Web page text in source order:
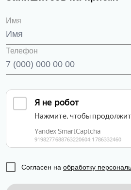
Имя
Телефон
Согласен на обработку